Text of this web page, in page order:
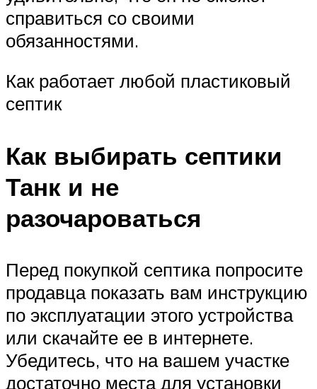
справиться со своими
обязанностями.
Как работает любой пластиковый
септик
Как выбирать септики
Танк и не
разочароваться
Перед покупкой септика попросите
продавца показать вам инструкцию
по эксплуатации этого устройства
или скачайте ее в интернете.
Убедитесь, что на вашем участке
достаточно места для установки